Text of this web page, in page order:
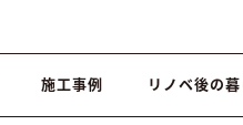
施工事例 リノベ後の